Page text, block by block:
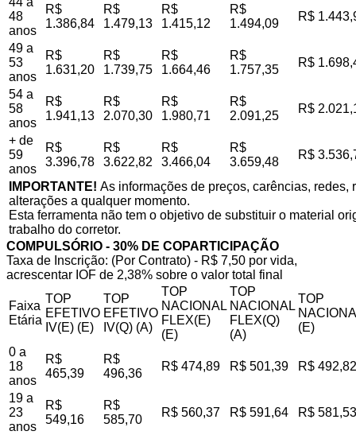
48
anos
R$
1.386,84
R$
1.479,13
R$
1.415,12
R$
1.494,09
R$
49 a
53
anos
R$
1.631,20
R$
1.739,75
R$
1.664,46
R$
1.757,35
R$
54 a
58
anos
R$
1.941,13
R$
2.070,30
R$
1.980,71
R$
2.091,25
R$
+ de
59
anos
R$
3.396,78
R$
3.622,82
R$
3.466,04
R$
3.659,48
R$
IMPORTANTE! As informações de preços, carências,
alterações a qualquer momento.
Esta ferramenta não tem o objetivo de substituir o material
trabalho do corretor.
COMPULSÓRIO - 30% DE COPARTICIPAÇÃO
Taxa de Inscrição: (Por Contrato) - R$ 7,50 por vida,
acrescentar IOF de 2,38% sobre o valor total final
Faixa
Etária
TOP
EFETIVO
IV(E) (E)
TOP
EFETIVO
IV(Q) (A)
TOP
NACIONAL
FLEX(E)
(E)
TOP
NACIONAL
FLEX(Q)
(A)
TOP
(E)
0 a
18
anos
R$
465,39
R$
496,36
R$ 474,89 R$ 501,39 R$ 492,82
19 a
23
anos
R$
549,16
R$
585,70
R$ 560,37 R$ 591,64 R$ 581,53